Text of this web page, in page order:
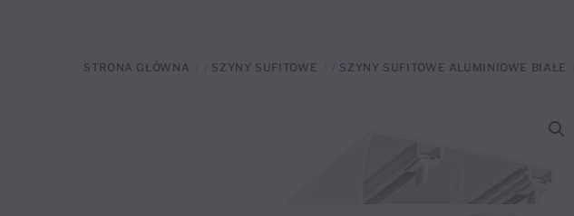
STRONA GŁÓWNA / SZYNY SUFITOWE / SZYNY SUFITOWE ALUMINIOWE BIAŁE